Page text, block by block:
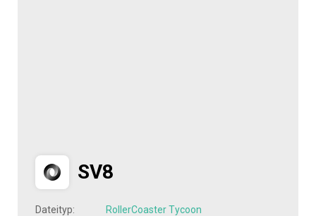
SV8
Dateityp: RollerCoaster Tycoon